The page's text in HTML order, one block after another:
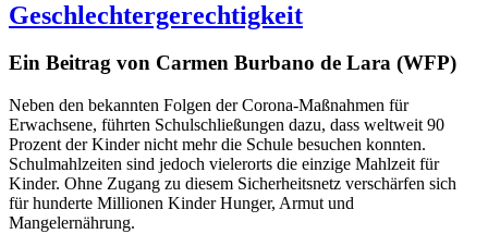
Geschlechtergerechtigkeit
Ein Beitrag von Carmen Burbano de Lara (WFP)
Neben den bekannten Folgen der Corona-Maßnahmen für
Erwachsene, führten Schulschließungen dazu, dass weltweit 90
Prozent der Kinder nicht mehr die Schule besuchen konnten.
Schulmahlzeiten sind jedoch vielerorts die einzige Mahlzeit für
Kinder. Ohne Zugang zu diesem Sicherheitsnetz verschärfen sich
für hunderte Millionen Kinder Hunger, Armut und
Mangelernährung.